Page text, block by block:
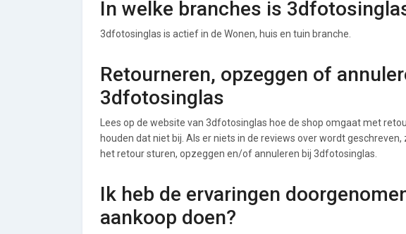
In welke branches is
3dfotosinglas is actief in de Wonen, huis en tuin branche.
Retourneren, opzeggen of
3dfotosinglas
Lees op de website van 3dfotosinglas hoe de shop omgaat met
houden dat niet bij. Als er niets in de reviews over wordt
het retour sturen, opzeggen en/of annuleren bij 3dfotosinglas.
Ik heb de ervaringen
aankoop doen?